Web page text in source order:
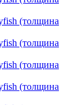
(толщина
(толщина
(толщина
(толщина